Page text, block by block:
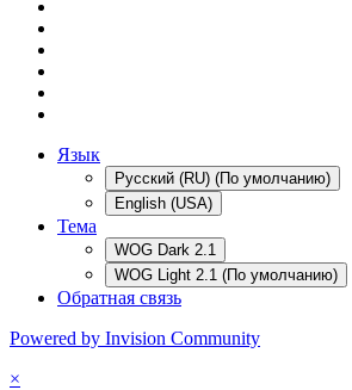
Язык
Русский (RU) (По умолчанию)
English (USA)
Тема
WOG Dark 2.1
WOG Light 2.1 (По умолчанию)
Обратная связь
Powered by Invision Community
×